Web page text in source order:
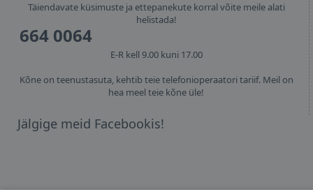
Täiendavate küsimuste ja ettepanekute korral võite meile alati
helistada!
664 0064
E-R kell 9.00 kuni 17.00
Kõne on teenustasuta, kehtib teie telefonioperaatori tariif. Meil on
hea meel teie kõne üle!
Jälgige meid Facebookis!